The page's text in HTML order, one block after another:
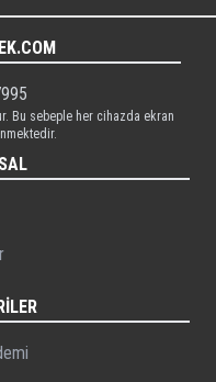
Bu sebeple her cihazda ekran